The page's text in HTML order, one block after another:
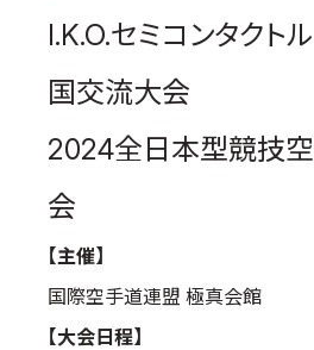
入門のご案
一般の部
会員制度
取材のお
I.K.O.セミコンタクト
国交流大会
2024全日本型競技
会
【主催】
国際空手道連盟 極真会館
【大会日程】